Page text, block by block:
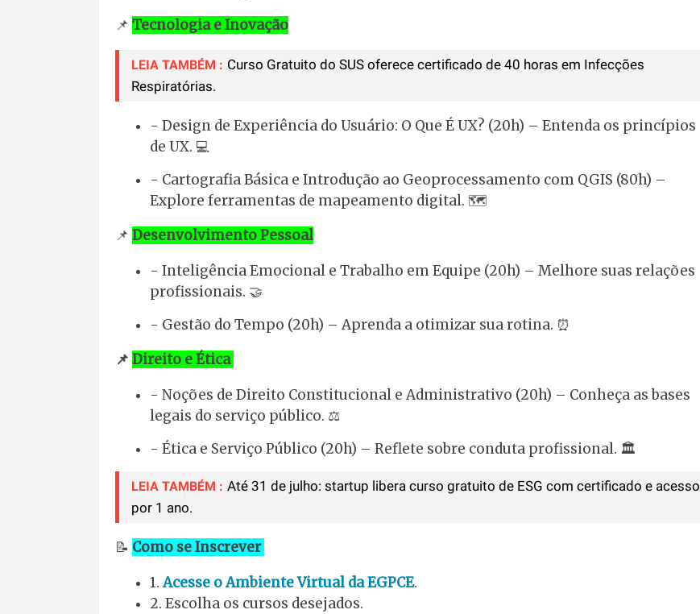
📌 Tecnologia e Inovação
LEIA TAMBÉM : Curso Gratuito do SUS oferece certificado de 40 horas em Infecções
Respiratórias.
- Design de Experiência do Usuário: O Que É UX? (20h) – Entenda os princípios
de UX. 💻
- Cartografia Básica e Introdução ao Geoprocessamento com QGIS (80h) –
Explore ferramentas de mapeamento digital. 🗺️
📌 Desenvolvimento Pessoal
- Inteligência Emocional e Trabalho em Equipe (20h) – Melhore suas relações
profissionais. 🤝
- Gestão do Tempo (20h) – Aprenda a otimizar sua rotina. ⏰
📌 Direito e Ética
- Noções de Direito Constitucional e Administrativo (20h) – Conheça as bases
legais do serviço público. ⚖️
- Ética e Serviço Público (20h) – Reflete sobre conduta profissional. 🏛️
LEIA TAMBÉM : Até 31 de julho: startup libera curso gratuito de ESG com certificado e acesso
por 1 ano.
📝 Como se Inscrever
1.Acesse o Ambiente Virtual da EGPCE.
2. Escolha os cursos desejados.